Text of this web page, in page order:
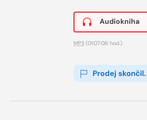
Audiokniha
MP3 (01:07:06 hod.)
Prodej skončil.